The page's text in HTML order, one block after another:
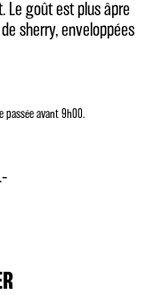
Le goût est plus âpre
sherry, enveloppées
passée avant 9h00.